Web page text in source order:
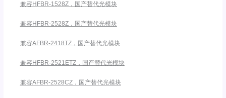
兼容HFBR-1528Z，国产替代光模块
兼容HFBR-2528Z，国产替代光模块
兼容AFBR-2418TZ，国产替代光模块
兼容HFBR-2521ETZ，国产替代光模块
兼容AFBR-2528CZ，国产替代光模块